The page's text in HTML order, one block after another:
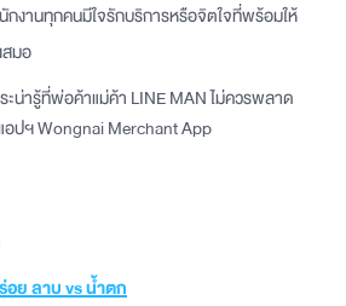
งานทุกคนมีใจรักบริการหรือจิตใจที่พร้อมให้
มอ
ะน่ารู้ที่พ่อค้าแม่ค้า LINE MAN ไม่ควรพลาด
อปฯ Wongnai Merchant App
ย ลาบ vs น้ำตก